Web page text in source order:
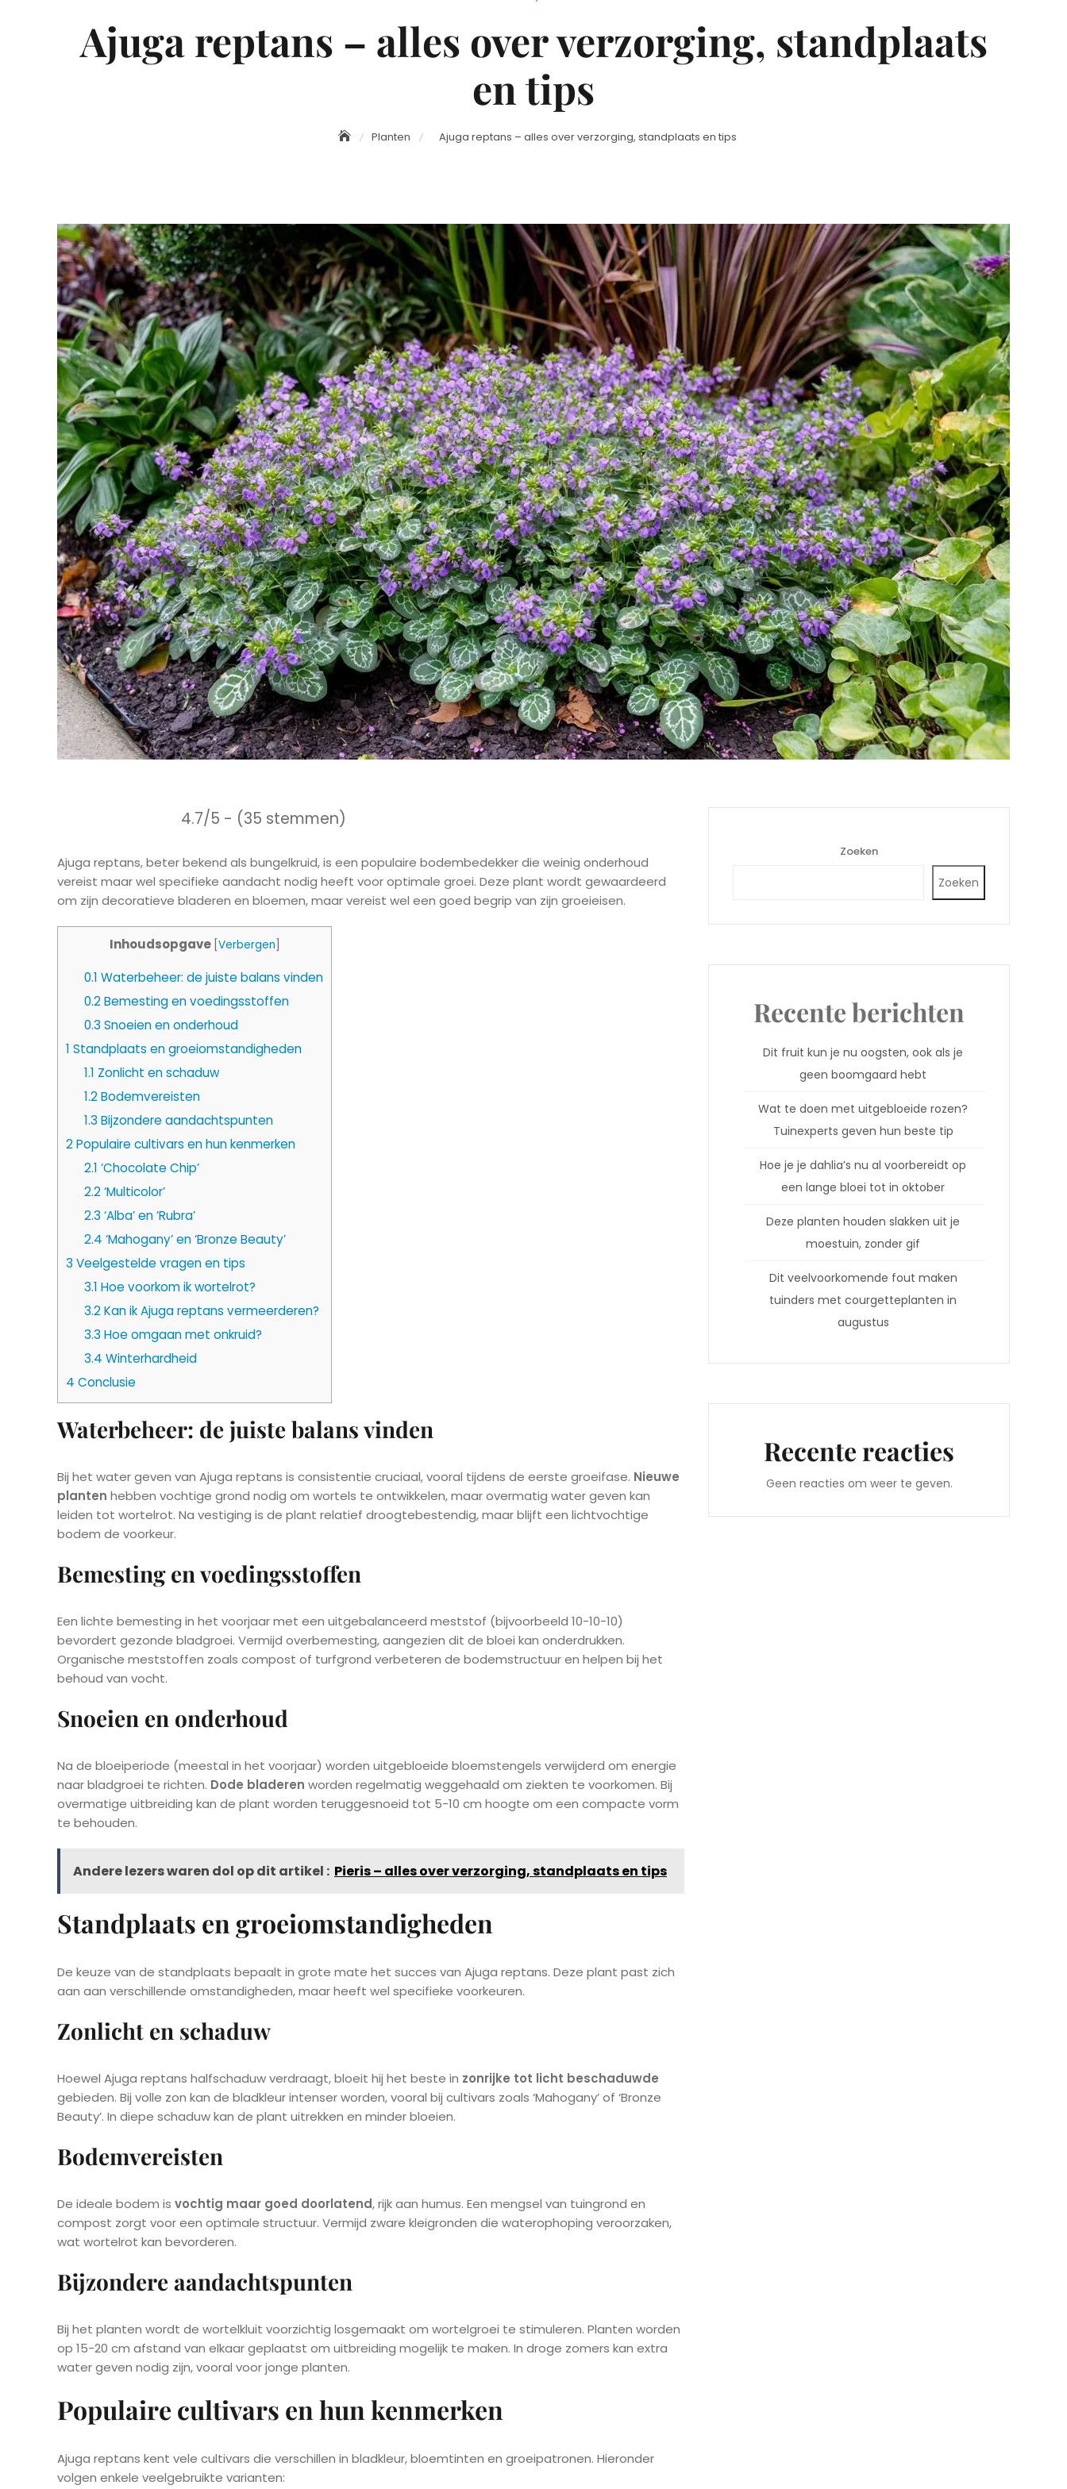
Ajuga reptans – alles over verzorging, standplaats
en tips
Planten Ajuga reptans – alles over verzorging, standplaats en tips
4.7/5 - (35 stemmen)
Ajuga reptans, beter bekend als bungelkruid, is een populaire bodembedekker die weinig onderhoud
vereist maar wel specifieke aandacht nodig heeft voor optimale groei. Deze plant wordt gewaardeerd
om zijn decoratieve bladeren en bloemen, maar vereist wel een goed begrip van zijn groeieisen.
Inhoudsopgave Verbergen
0.1 Waterbeheer: de juiste balans vinden
0.2Bemesting en voedingsstoffen
0.3 Snoeien en onderhoud
1 Standplaats en groeiomstandigheden
1.1 Zonlicht en schaduw
1.2Bodemvereisten
1.3 Bijzondere aandachtspunten
2Populaire cultivars en hun kenmerken
2.1 ‘Chocolate Chip’
2.2‘Multicolor’
2.3 ‘Alba’ en ‘Rubra’
2.4 ‘Mahogany’ en ‘Bronze Beauty’
3 Veelgestelde vragen en tips
3.1 Hoe voorkom ik wortelrot?
3.2Kan ik Ajuga reptans vermeerderen?
3.3 Hoe omgaan met onkruid?
3.4 Winterhardheid
4 Conclusie
Waterbeheer: de juiste balans vinden
Bij het water geven van Ajuga reptans is consistentie cruciaal, vooral tijdens de eerste groeifase. Nieuwe
planten hebben vochtige grond nodig om wortels te ontwikkelen, maar overmatig water geven kan
leiden tot wortelrot. Na vestiging is de plant relatief droogtebestendig, maar blijft een lichtvochtige
bodem de voorkeur.
Bemesting en voedingsstoffen
Een lichte bemesting in het voorjaar met een uitgebalanceerd meststof (bijvoorbeeld 10-10-10)
bevordert gezonde bladgroei. Vermijd overbemesting, aangezien dit de bloei kan onderdrukken.
Organische meststoffen zoals compost of turfgrond verbeteren de bodemstructuur en helpen bij het
behoud van vocht.
Snoeien en onderhoud
Na de bloeiperiode (meestal in het voorjaar) worden uitgebloeide bloemstengels verwijderd om energie
naar bladgroei te richten. Dode bladeren worden regelmatig weggehaald om ziekten te voorkomen. Bij
overmatige uitbreiding kan de plant worden teruggesnoeid tot 5-10 cm hoogte om een compacte vorm
te behouden.
Andere lezers waren dol op dit artikel : Pieris – alles over verzorging, standplaats en tips
Standplaats en groeiomstandigheden
De keuze van de standplaats bepaalt in grote mate het succes van Ajuga reptans. Deze plant past zich
aan aan verschillende omstandigheden, maar heeft wel specifieke voorkeuren.
Zonlicht en schaduw
Hoewel Ajuga reptans halfschaduw verdraagt, bloeit hij het beste in zonrijke tot licht beschaduwde
gebieden. Bij volle zon kan de bladkleur intenser worden, vooral bij cultivars zoals ‘Mahogany’ of ‘Bronze
Beauty’. In diepe schaduw kan de plant uitrekken en minder bloeien.
Bodemvereisten
De ideale bodem is vochtig maar goed doorlatend, rijk aan humus. Een mengsel van tuingrond en
compost zorgt voor een optimale structuur. Vermijd zware kleigronden die waterophoping veroorzaken,
wat wortelrot kan bevorderen.
Bijzondere aandachtspunten
Bij het planten wordt de wortelkluit voorzichtig losgemaakt om wortelgroei te stimuleren. Planten worden
op 15-20 cm afstand van elkaar geplaatst om uitbreiding mogelijk te maken. In droge zomers kan extra
water geven nodig zijn, vooral voor jonge planten.
Populaire cultivars en hun kenmerken
Ajuga reptans kent vele cultivars die verschillen in bladkleur, bloemtinten en groeipatronen. Hieronder
volgen enkele veelgebruikte varianten:
Zoeken
Zoeken
Recente berichten
Dit fruit kun je nu oogsten, ook als je
geen boomgaard hebt
Wat te doen met uitgebloeide rozen?
Tuinexperts geven hun beste tip
Hoe je je dahlia’s nu al voorbereidt op
een lange bloei tot in oktober
Deze planten houden slakken uit je
moestuin, zonder gif
Dit veelvoorkomende fout maken
tuinders met courgetteplanten in
augustus
Recente reacties
Geen reacties om weer te geven.